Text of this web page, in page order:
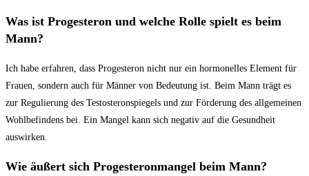
Was ist Progesteron ⁤und welche Rolle spielt es ⁣beim‌
Mann?
Ich habe erfahren,‌ dass⁤ Progesteron nicht nur ein⁢ hormonelles Element für
Frauen, sondern auch ⁢für ‌Männer von Bedeutung ist. Beim Mann trägt es
zur ⁢Regulierung des Testosteronspiegels ​und zur Förderung des allgemeinen
Wohlbefindens bei. Ein Mangel ‍kann sich ⁤negativ auf die Gesundheit
auswirken.
Wie ‍äußert sich⁤ Progesteronmangel beim ⁣Mann?